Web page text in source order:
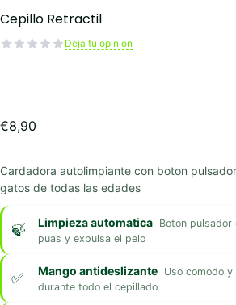
Cepillo Retractil
Deja tu opinion
€8,90
Cardadora autolimpiante con boton
gatos de todas las edades
Limpieza automatica Boton pulsador
puas y expulsa el pelo
Mango antideslizante Uso comodo y
durante todo el cepillado